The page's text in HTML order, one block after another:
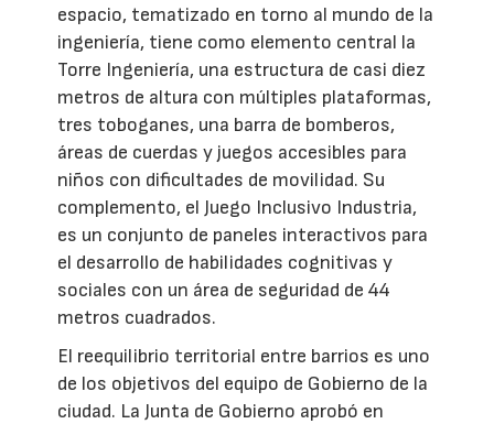
espacio, tematizado en torno al mundo de la
ingeniería, tiene como elemento central la
Torre Ingeniería, una estructura de casi diez
metros de altura con múltiples plataformas,
tres toboganes, una barra de bomberos,
áreas de cuerdas y juegos accesibles para
niños con dificultades de movilidad. Su
complemento, el Juego Inclusivo Industria,
es un conjunto de paneles interactivos para
el desarrollo de habilidades cognitivas y
sociales con un área de seguridad de 44
metros cuadrados.
El reequilibrio territorial entre barrios es uno
de los objetivos del equipo de Gobierno de la
ciudad. La Junta de Gobierno aprobó en